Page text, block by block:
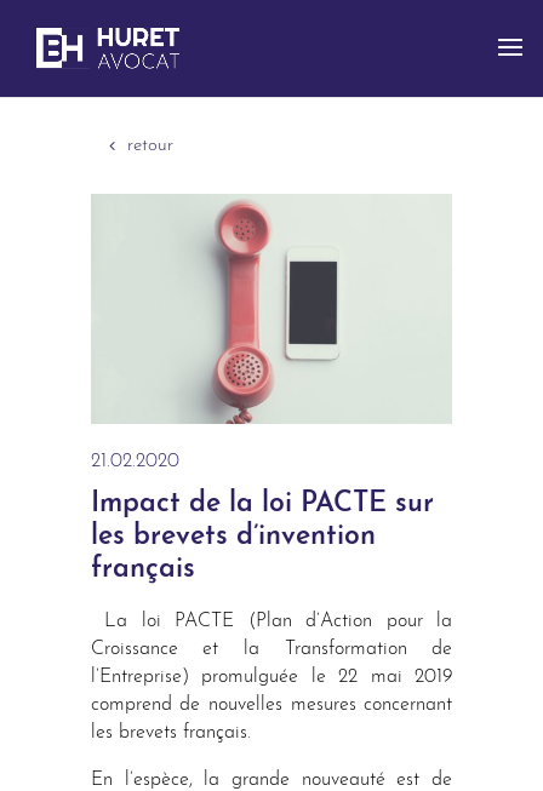
retour
Impact de la loi PACTE sur
les brevets d’invention
français
21.02.2020
La loi PACTE (Plan d’Action pour la
Croissance et la Transformation de
l’Entreprise) promulguée le 22 mai 2019
comprend de nouvelles mesures concernant
les brevets français.
En l’espèce, la grande nouveauté est de